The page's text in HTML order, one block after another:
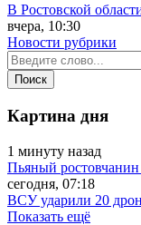
В Ростовской
вчера, 10:30
Новости рубрики
Картина дня
1 минуту назад
Пьяный
сегодня, 07:18
ВСУ ударили 20
Показать ещё